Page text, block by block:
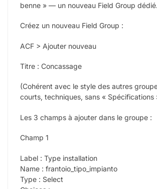
benne » — un nouveau Field Group dédié.
Créez un nouveau Field Group :
ACF > Ajouter nouveau
Titre : Concassage
(Cohérent avec le style des autres
courts, techniques, sans « Spécifications
Les 3 champs à ajouter dans le groupe :
Champ 1
Label : Type installation
Name : frantoio_tipo_impianto
Type : Select